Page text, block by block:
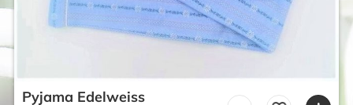
Pyjama Edelweiss